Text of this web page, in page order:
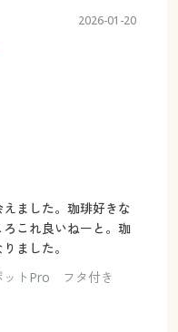
2026-01-20
ました。珈琲好きな
これ良いねーと。珈
ました。
トPro フタ付き